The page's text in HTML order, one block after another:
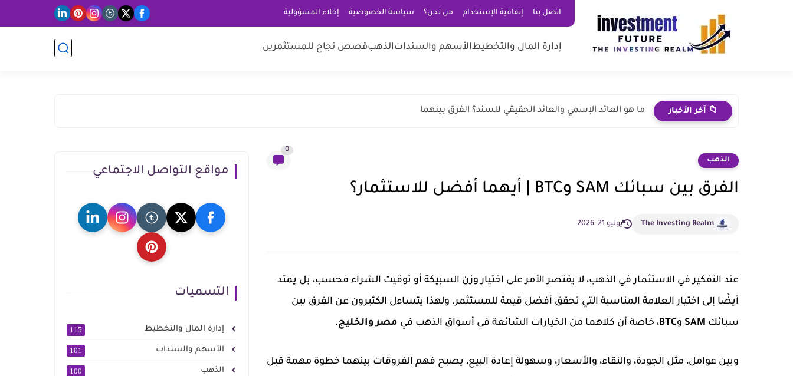
اتصل بنا إتفاقية الإستخدام من نحن؟ سياسة الخصوصية إخلاء المسؤولية
إدارة المال والتخطيطالأسهم والسنداتالذهبقصص نجاح للمستثمرين
📁 آخر الأخبار ما هو العائد الإسمي والعائد الحقيقي للسند؟ الفرق بينهما
الذهب
0
الفرق بين سبائك SAM وBTC | أيهما أفضل للاستثمار؟
The Investing Realm يوليو 21, 2026
عند التفكير في الاستثمار في الذهب، لا يقتصر الأمر على اختيار وزن السبيكة أو توقيت الشراء فحسب، بل يمتد
أيضًا إلى اختيار العلامة المناسبة التي تحقق أفضل قيمة للمستثمر. ولهذا يتساءل الكثيرون عن الفرق بين
سبائك SAM وBTC، خاصة أن كلاهما من الخيارات الشائعة في أسواق الذهب في مصر والخليج.
وبين عوامل، مثل الجودة، والنقاء، والأسعار، وسهولة إعادة البيع، يصبح فهم الفروقات بينهما خطوة مهمة قبل
مواقع التواصل الاجتماعي
التسميات
إدارة المال والتخطيط 115
الأسهم والسندات 101
الذهب 100